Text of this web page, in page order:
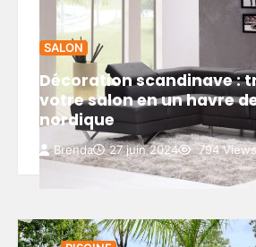
SALON
Décoration scandinave :
votre salon en un havre
nordique
Brenda 27 juin 2024 794 Views